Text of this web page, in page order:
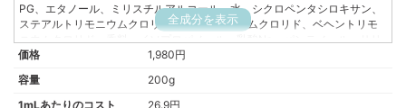
全成分を表示
PG、エタノール、ミリスチルアルコール、水、シクロペンタシロキサン、
ステアルトリモニウムクロリド、セトリモニウムクロリド、ベヘントリモ
チル酸、メントール、セバシン酸ジエチル、BG、加水分解コラーゲン、γ
ギ穀粒エキス、グリシン、スピルリナプラテンシスエキス、セリン、グル
タミン酸、加水分解トウモロコシタンパク、加水分解ダイズタンパク、加
価格
1,980円
容量
200g
1mLあたりのコスト
26.9円